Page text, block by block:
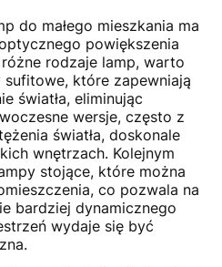
do małego mieszkania ma
powiększenia
rodzaje lamp, warto
które zapewniają
światła, eliminując
wersje, często z
światła, doskonale
wnętrzach. Kolejnym
stojące, które można
co pozwala na
bardziej dynamicznego
wydaje się być